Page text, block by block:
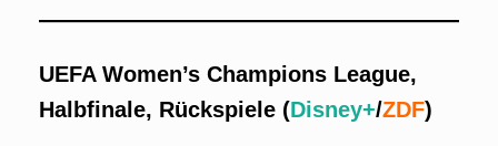
UEFA Women’s Champions League,
Halbfinale, Rückspiele (Disney+/ZDF)